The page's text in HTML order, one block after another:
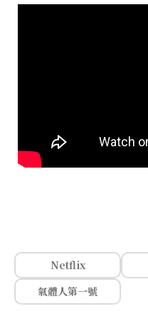
Netflix
氣體人第一號